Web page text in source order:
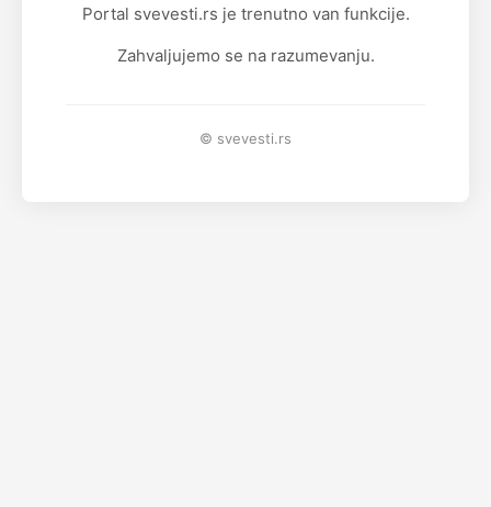
Portal svevesti.rs je trenutno van funkcije.
Zahvaljujemo se na razumevanju.
© svevesti.rs